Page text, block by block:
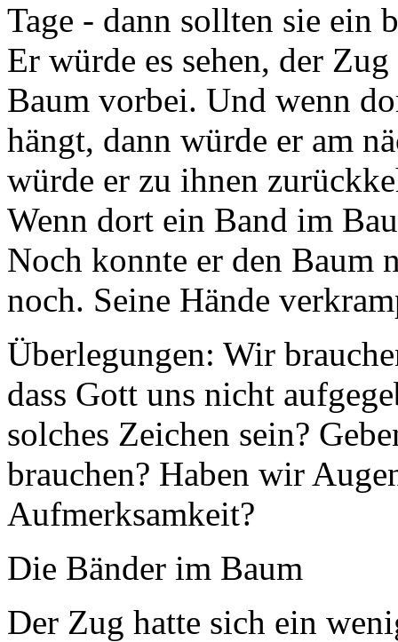
Tage - dann sollten sie ein
Er würde es sehen, der
Baum vorbei. Und wenn
hängt, dann würde er am
würde er zu ihnen
Wenn dort ein Band im
Noch konnte er den Baum
noch. Seine Hände
Überlegungen: Wir
dass Gott uns nicht
solches Zeichen sein?
brauchen? Haben wir
Aufmerksamkeit?
Die Bänder im Baum
Der Zug hatte sich ein